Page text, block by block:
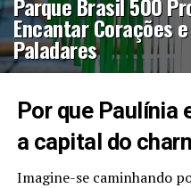
Encantar Corações e
Paladares
Por que Paulínia
a capital do
Imagine-se caminhando